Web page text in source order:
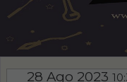
28 Ago 2023